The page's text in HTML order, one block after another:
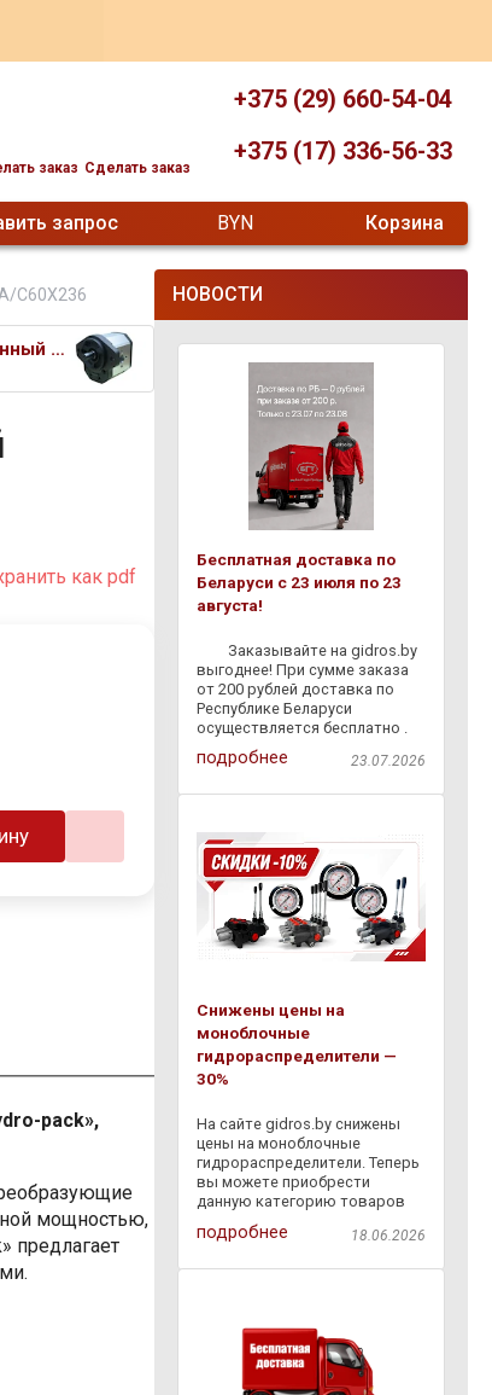
заказ Сделать заказ
+375 (29) 660-54-04
+375 (17) 336-56-33
запрос BYN Корзина
C60X236
Насос шестеренный гидравлическ
как pdf
pack»,
мощностью,
предлагает
НОВОСТИ
Бесплатная доставка по
Беларуси с 23 июля по 23
августа!
⠀ ⠀ Заказывайте на gidros.by
выгоднее! При сумме заказа
от 200 рублей доставка по
Республике Беларуси
осуществляется бесплатно .
Мы быстро доставим
гидравлическое
лишних затрат и
подробнее 23.07.2026
Снижены цены на
моноблочные
гидрораспределители —
30%
На сайте gidros.by снижены
цены на моноблочные
гидрораспределители. Теперь
вы можете приобрести
данную категорию товаров
со скидкой - 30% . Также с
18.06.2026 по 06.07.2026
подробнее 18.06.2026